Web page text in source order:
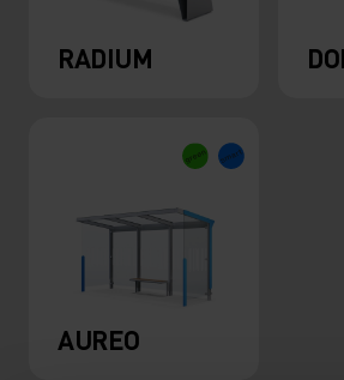
RADIUM
AUREO